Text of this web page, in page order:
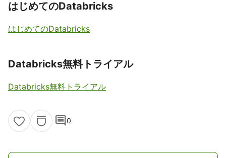
はじめてのDatabricks
はじめてのDatabricks
Databricks無料トライアル
Databricks無料トライアル
comment0